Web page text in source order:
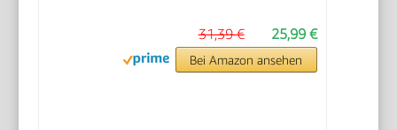
25,99 €
31,39 €
Bei Amazon ansehen